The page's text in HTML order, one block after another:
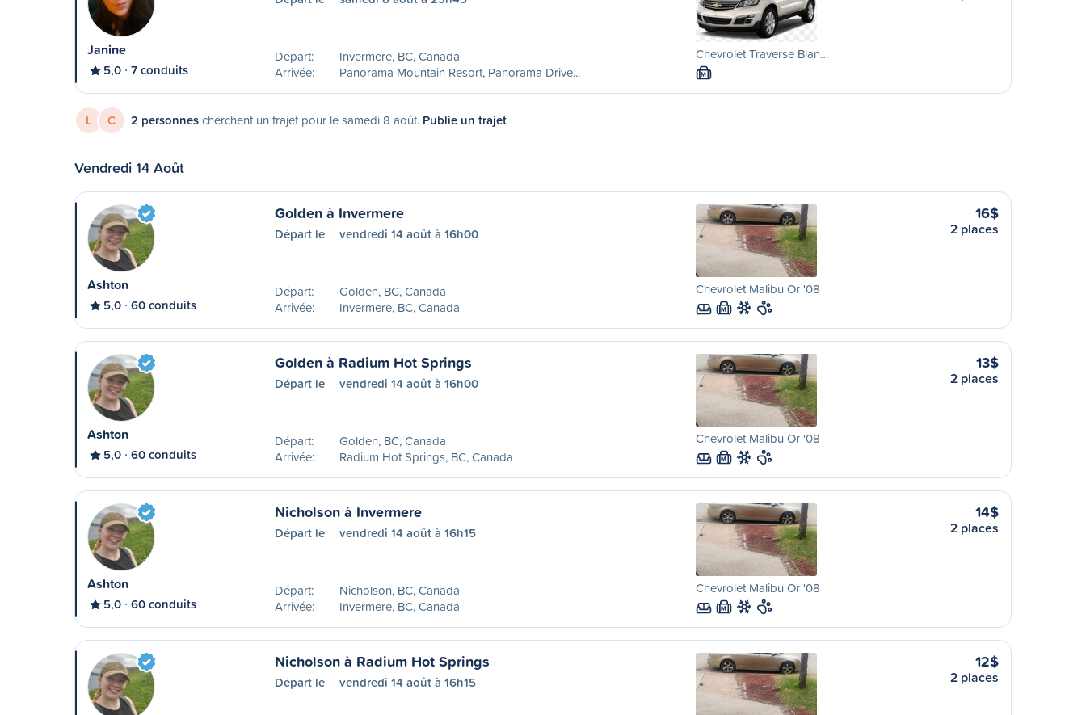
Janine
5,0 7 conduits
Départ:
Invermere, BC, Canada
Arrivée:
Panorama Mountain Resort, Panorama Drive...
Chevrolet Traverse Blan…
M
L C 2 personnescherchent un trajet pour le samedi 8 août. Publie un trajet
Vendredi 14 Août
Ashton
5,0 60 conduits
Golden à Invermere
Départ le vendredi 14 août à 16h00
Départ:
Golden, BC, Canada
Arrivée:
Invermere, BC, Canada
Chevrolet Malibu Or '08
M
16$
2 places
Ashton
5,0 60 conduits
Golden à Radium Hot Springs
Départ le vendredi 14 août à 16h00
Départ:
Golden, BC, Canada
Arrivée:
Radium Hot Springs, BC, Canada
Chevrolet Malibu Or '08
M
13$
2 places
Ashton
5,0 60 conduits
Nicholson à Invermere
Départ le vendredi 14 août à 16h15
Départ:
Nicholson, BC, Canada
Arrivée:
Invermere, BC, Canada
Chevrolet Malibu Or '08
M
14$
2 places
Nicholson à Radium Hot Springs
Départ le vendredi 14 août à 16h15
12$
2 places